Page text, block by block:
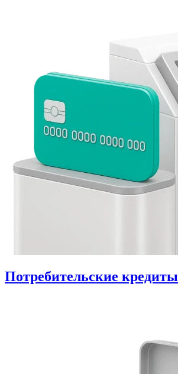
Потребительские кредиты